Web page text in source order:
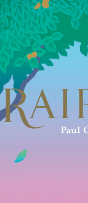
du conte
et
Yukina
n’est